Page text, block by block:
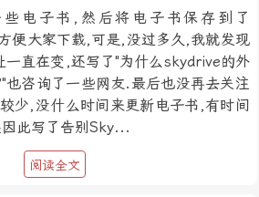
电子书,然后将电子书保存到了
便大家下载,可是,没过多久,我就发现
一直在变,还写了"为什么skydrive的外
也咨询了一些网友.最后也没再去关注
少,没什么时间来更新电子书,有时间
此写了告别Sky...
阅读全文